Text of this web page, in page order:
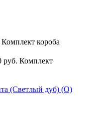
Комплект короба
Комплект